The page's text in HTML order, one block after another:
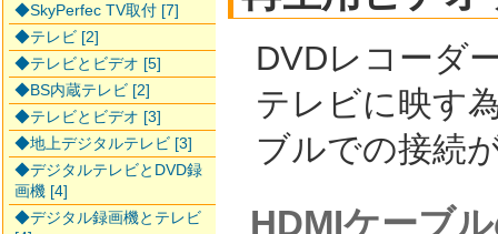
DVDレコーダ
テレビに映す
ブルでの接続
HDMIケーブ
◆SkyPerfec TV取付 [7]
◆テレビ [2]
◆テレビとビデオ [5]
◆BS内蔵テレビ [2]
◆テレビとビデオ [3]
◆地上デジタルテレビ [3]
◆デジタルテレビとDVD録
画機 [4]
◆デジタル録画機とテレビ